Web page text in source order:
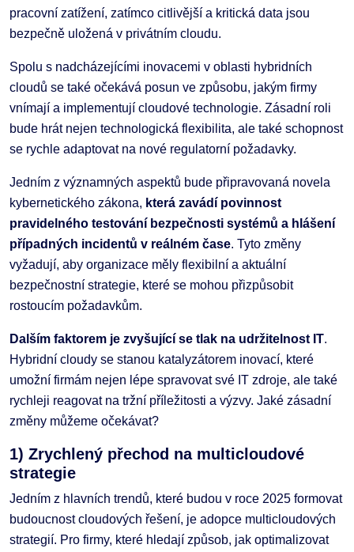
pracovní zatížení, zatímco citlivější a kritická data jsou
bezpečně uložená v privátním cloudu.
Spolu s nadcházejícími inovacemi v oblasti hybridních
cloudů se také očekává posun ve způsobu, jakým firmy
vnímají a implementují cloudové technologie. Zásadní roli
bude hrát nejen technologická flexibilita, ale také schopnost
se rychle adaptovat na nové regulatorní požadavky.
Jedním z významných aspektů bude připravovaná novela
kybernetického zákona, která zavádí povinnost
pravidelného testování bezpečnosti systémů a hlášení
případných incidentů v reálném čase. Tyto změny
vyžadují, aby organizace měly flexibilní a aktuální
bezpečnostní strategie, které se mohou přizpůsobit
rostoucím požadavkům.
Dalším faktorem je zvyšující se tlak na udržitelnost IT.
Hybridní cloudy se stanou katalyzátorem inovací, které
umožní firmám nejen lépe spravovat své IT zdroje, ale také
rychleji reagovat na tržní příležitosti a výzvy. Jaké zásadní
změny můžeme očekávat?
1) Zrychlený přechod na multicloudové
strategie
Jedním z hlavních trendů, které budou v roce 2025 formovat
budoucnost cloudových řešení, je adopce multicloudových
strategií. Pro firmy, které hledají způsob, jak optimalizovat